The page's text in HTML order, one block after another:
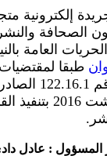
إلكترونية
الصحافة
العامة
المسؤول : عادل